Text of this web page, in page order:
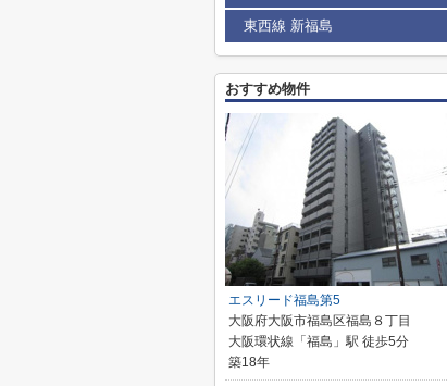
東西線 新福島
おすすめ物件
エスリード福島第5
大阪府大阪市福島区福島８丁目
大阪環状線「福島」駅 徒歩5分
築18年